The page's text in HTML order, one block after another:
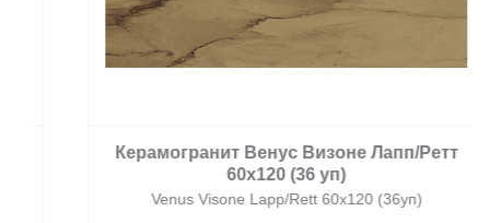
Керамогранит Венус Визоне Лапп/Ретт
60x120 (36 уп)
Venus Visone Lapp/Rett 60x120 (36уп)